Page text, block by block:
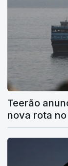
Teerão
nova rota